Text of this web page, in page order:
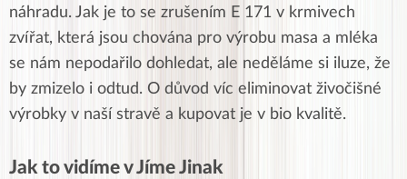
náhradu. Jak je to se zrušením E 171 v krmivech
zvířat, která jsou chována pro výrobu masa a mléka
se nám nepodařilo dohledat, ale neděláme si iluze, že
by zmizelo i odtud. O důvod víc eliminovat živočišné
výrobky v naší stravě a kupovat je v bio kvalitě.
Jak to vidíme v Jíme Jinak